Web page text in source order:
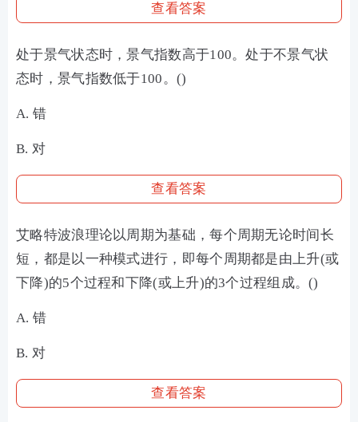
查看答案
处于景气状态时，景气指数高于100。处于不景气状
态时，景气指数低于100。()
A. 错
B. 对
查看答案
艾略特波浪理论以周期为基础，每个周期无论时间长
短，都是以一种模式进行，即每个周期都是由上升(或
下降)的5个过程和下降(或上升)的3个过程组成。()
A. 错
B. 对
查看答案